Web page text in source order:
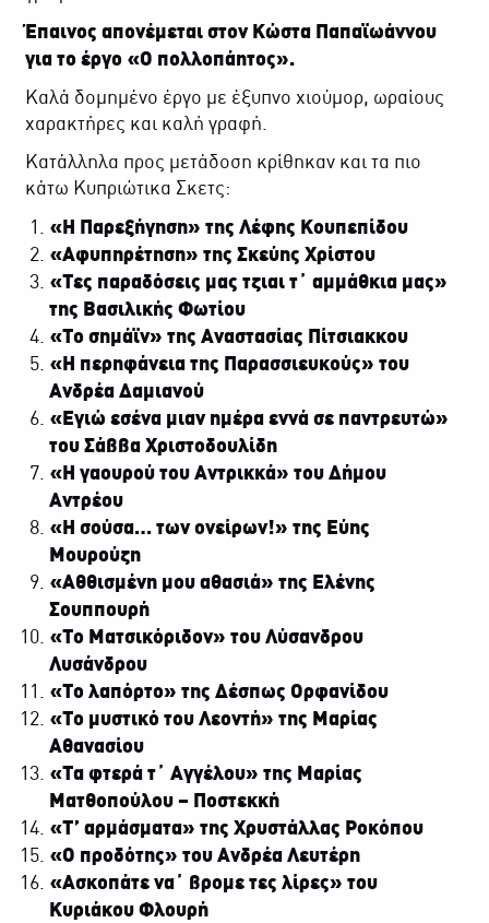
Έπαινος απονέμεται στον Κώστα Παπαϊωάννου
για το έργο «Ο πολλοπάητος».
Καλά δομημένο έργο με έξυπνο χιούμορ, ωραίους
χαρακτήρες και καλή γραφή.
Kατάλληλα προς μετάδοση κρίθηκαν και τα πιο
κάτω Κυπριώτικα Σκετς:
«Η Παρεξήγηση» της Λέφης Κουπεπίδου
«Αφυπηρέτηση» της Σκεύης Χρίστου
«Τες παραδόσεις μας τζιαι τ΄ αμμάθκια μας»
της Βασιλικής Φωτίου
«Το σημάϊν» της Αναστασίας Πίτσιακκου
«Η περηφάνεια της Παρασσιευκούς» του
Ανδρέα Δαμιανού
«Εγιώ εσένα μιαν ημέρα εννά σε παντρευτώ»
του Σάββα Χριστοδουλίδη
«Η γαουρού του Αντρικκά» του Δήμου
Αντρέου
«Η σούσα… των ονείρων!» της Εύης
Μουρούζη
«Αθθισμένη μου αθασιά» της Ελένης
Σουππουρή
«Το Ματσικόριδον» του Λύσανδρου
Λυσάνδρου
«Το λαπόρτο» της Δέσπως Ορφανίδου
«Το μυστικό του Λεοντή» της Μαρίας
Αθανασίου
«Τα φτερά τ΄ Αγγέλου» της Μαρίας
Ματθοπούλου – Ποστεκκή
«Τ’ αρμάσματα» της Χρυστάλλας Ροκόπου
«Ο προδότης» του Ανδρέα Λευτέρη
«Ασκοπάτε να΄ βρομε τες λίρες» του
Κυριάκου Φλουρή